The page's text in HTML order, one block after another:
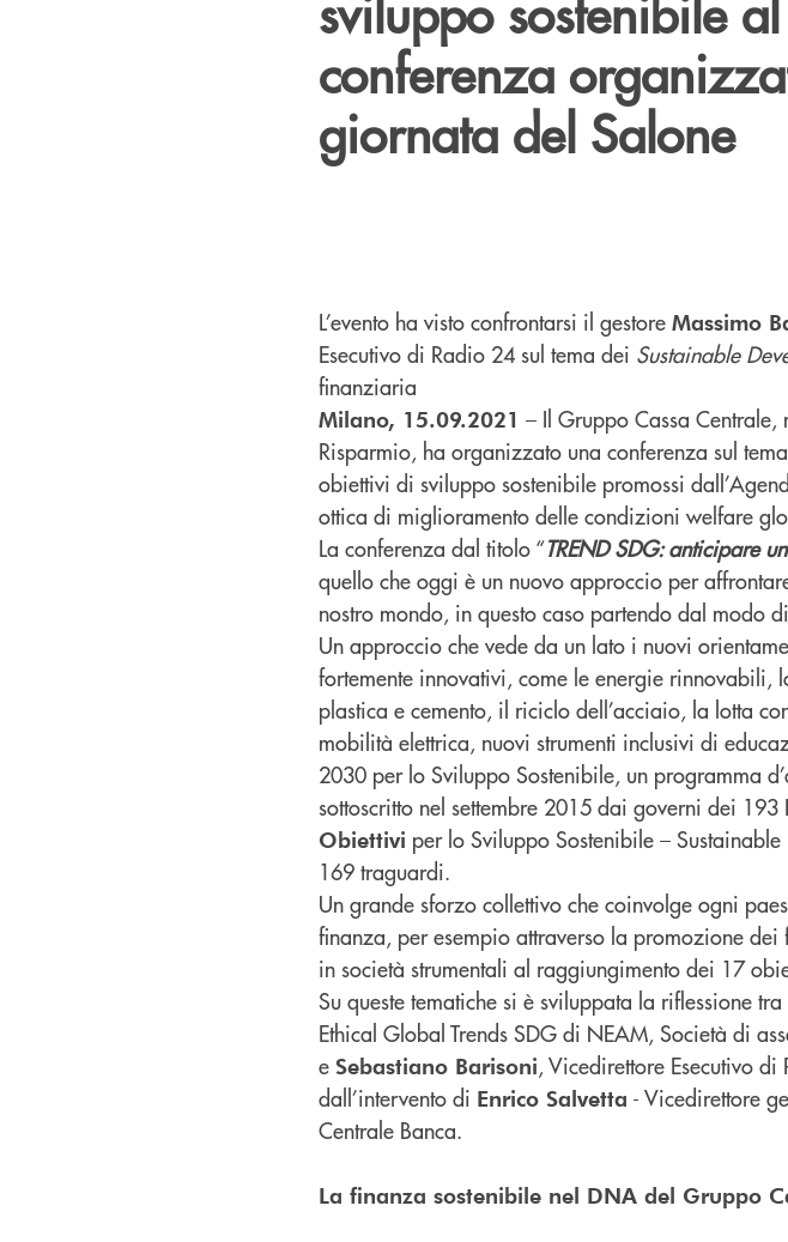
conferenza
giornata del Salone
L’evento ha visto confrontarsi il gestore Massimo
Esecutivo di Radio 24 sul tema dei Sustainable
finanziaria
Milano, 15.09.2021 – Il Gruppo Cassa
Risparmio, ha organizzato una conferenza sul
obiettivi di sviluppo sostenibile promossi
ottica di miglioramento delle condizioni welfare
La conferenza dal titolo “TREND SDG: anticipare
quello che oggi è un nuovo approccio per
nostro mondo, in questo caso partendo dal modo
Un approccio che vede da un lato i nuovi
fortemente innovativi, come le energie rinnovabili,
plastica e cemento, il riciclo dell’acciaio, la lotta
mobilità elettrica, nuovi strumenti inclusivi di
2030 per lo Sviluppo Sostenibile, un programma
sottoscritto nel settembre 2015 dai governi dei 193
Obiettivi per lo Sviluppo Sostenibile –
169 traguardi.
Un grande sforzo collettivo che coinvolge ogni
finanza, per esempio attraverso la promozione dei
in società strumentali al raggiungimento dei 17
Su queste tematiche si è sviluppata la riflessione tra
Ethical Global Trends SDG di NEAM, Società di
e Sebastiano Barisoni, Vicedirettore Esecutivo
dall’intervento di Enrico Salvetta - Vicedirettore
Centrale Banca.
La finanza sostenibile nel DNA del Gruppo